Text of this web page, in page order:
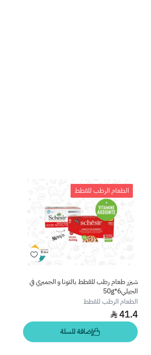
الطعام الرطب للقطط
شيزر طعام رطب للقطط بالتونا و الجمبري في
الجيلي6*50g
الطعام الرطب للقطط
41.4
إضافة للسلة